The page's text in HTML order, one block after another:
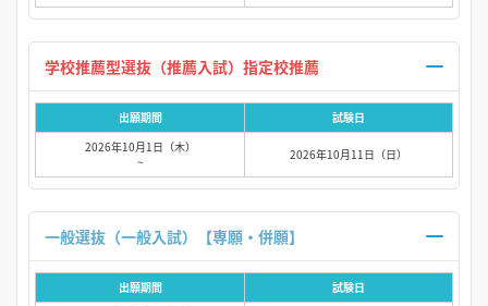
出願期間
試験日
2026年10月1日（木）
~
2026年10月11日（日）
出願期間
試験日